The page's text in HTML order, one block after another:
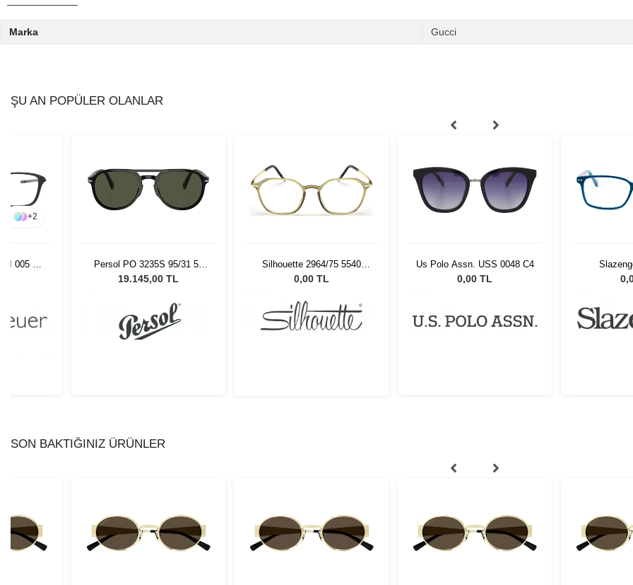
Marka Gucci
ŞU AN POPÜLER OLANLAR
+2
005 54
Persol PO 3235S 95/31 55
Unisex Güneş Gözlüğü
19.145,00 TL
Silhouette 2964/75 5540
50/18
0,00 TL
Us Polo Assn. USS 0048 C4
0,00 TL
SON BAKTIĞINIZ ÜRÜNLER